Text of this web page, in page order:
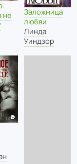
не
Заложница
любви
Линда
Уиндзор